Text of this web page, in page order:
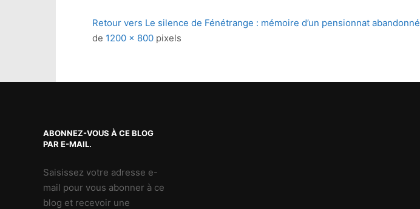
Retour vers Le silence de Fénétrange : mémoire d’un pensionnat abandonné
de 1200 × 800 pixels
ABONNEZ-VOUS À CE BLOG
PAR E-MAIL.
Saisissez votre adresse e-
mail pour vous abonner à ce
blog et recevoir une